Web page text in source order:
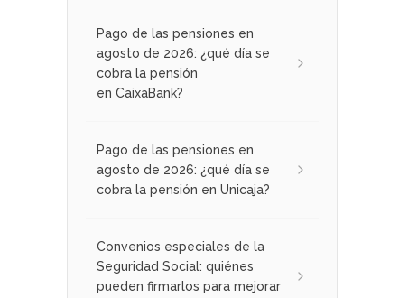
Pago de las pensiones en
agosto de 2026: ¿qué día se
cobra la pensión
en CaixaBank?
Pago de las pensiones en
agosto de 2026: ¿qué día se
cobra la pensión en Unicaja?
Convenios especiales de la
Seguridad Social: quiénes
pueden firmarlos para mejorar